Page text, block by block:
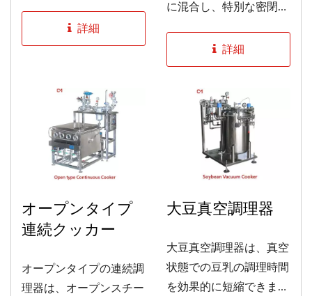
く、動作中は静かで高い
安定性を持っています。
なく、掃除が簡単で、洗
浄時間を節約し、衛生基
準を満たしています。...
詳細
に混合し、特別な密閉設
て豆乳を完全に沸騰させ
ます。温度は自動比例弁
の流量と温度比を正確に
制御します。垂直沸騰を
使用し、滞留がなく、ス
ペースを占有せず、操作
が便利で、清掃が簡単
で、衛生基準を満たして
詳細
オープンタイプ
連続クッカー
オープンタイプの連続調
理器は、オープンスチー
大豆真空調理器
大豆真空調理器は、真空
状態での豆乳の調理時間
を効果的に短縮できま